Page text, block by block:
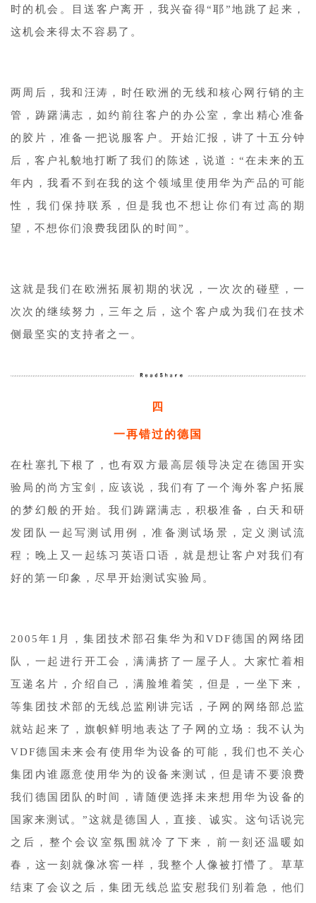
时的机会。目送客户离开，我兴奋得“耶”地跳了起来，
这机会来得太不容易了。
两周后，我和汪涛，时任欧洲的无线和核心网行销的主
管，踌躇满志，如约前往客户的办公室，拿出精心准备
的胶片，准备一把说服客户。开始汇报，讲了十五分钟
后，客户礼貌地打断了我们的陈述，说道：“在未来的五
年内，我看不到在我的这个领域里使用华为产品的可能
性，我们保持联系，但是我也不想让你们有过高的期
望，不想你们浪费我团队的时间”。
这就是我们在欧洲拓展初期的状况，一次次的碰壁，一
次次的继续努力，三年之后，这个客户成为我们在技术
侧最坚实的支持者之一。
四
一再错过的德国
在杜塞扎下根了，也有双方最高层领导决定在德国开实
验局的尚方宝剑，应该说，我们有了一个海外客户拓展
的梦幻般的开始。我们踌躇满志，积极准备，白天和研
发团队一起写测试用例，准备测试场景，定义测试流
程；晚上又一起练习英语口语，就是想让客户对我们有
好的第一印象，尽早开始测试实验局。
2005年1月，集团技术部召集华为和VDF德国的网络团
队，一起进行开工会，满满挤了一屋子人。大家忙着相
互递名片，介绍自己，满脸堆着笑，但是，一坐下来，
等集团技术部的无线总监刚讲完话，子网的网络部总监
就站起来了，旗帜鲜明地表达了子网的立场：我不认为
VDF德国未来会有使用华为设备的可能，我们也不关心
集团内谁愿意使用华为的设备来测试，但是请不要浪费
我们德国团队的时间，请随便选择未来想用华为设备的
国家来测试。”这就是德国人，直接、诚实。这句话说完
之后，整个会议室氛围就冷了下来，前一刻还温暖如
春，这一刻就像冰窖一样，我整个人像被打懵了。草草
结束了会议之后，集团无线总监安慰我们别着急，他们